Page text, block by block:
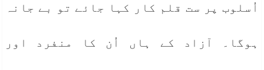
اُسلوب پر ست قلم کار کہا جائے تو بے جانہ
ہوگا۔ آزاد کے ہاں اُن کا منفرد اور